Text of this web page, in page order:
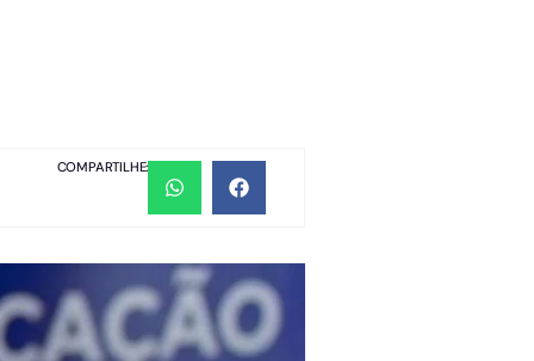
COMPARTILHE: